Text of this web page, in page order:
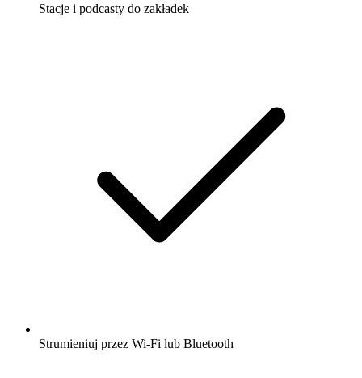
Stacje i podcasty do zakładek
Strumieniuj przez Wi-Fi lub Bluetooth